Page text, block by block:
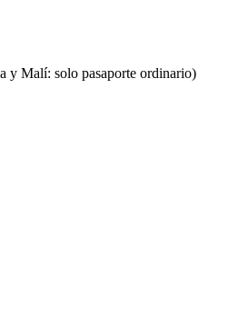
y Malí: solo pasaporte ordinario)